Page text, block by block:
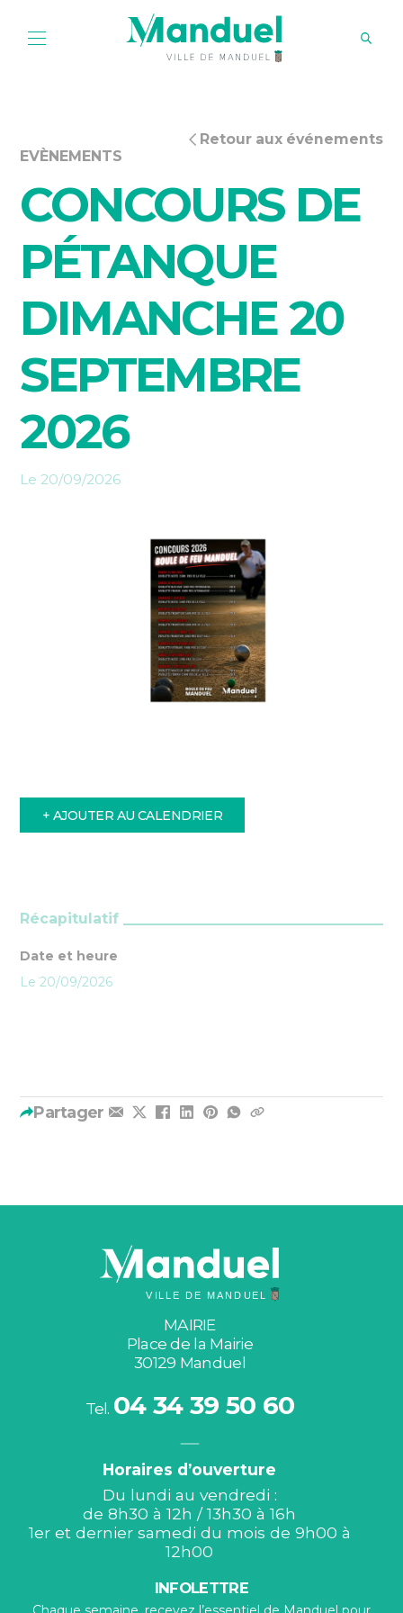
EVÈNEMENTS
Retour aux événements
CONCOURS DE
PÉTANQUE
DIMANCHE 20
SEPTEMBRE
2026
Le 20/09/2026
+ AJOUTER AU CALENDRIER
Récapitulatif
Date et heure
Le 20/09/2026
Partager
MAIRIE
Place de la Mairie
30129 Manduel
Tel. 04 34 39 50 60
Horaires d’ouverture
Du lundi au vendredi :
de 8h30 à 12h / 13h30 à 16h
1er et dernier samedi du mois de 9h00 à
12h00
INFOLETTRE